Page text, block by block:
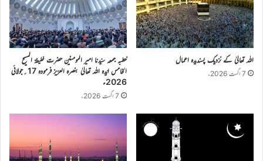
اللہ تعالیٰ کے نزدیک پسندیدہ اعمال
7 اگست 2026ء
خطبہ جمعہ سیّدنا امیر المومنین حضرت خلیفۃ المسیح
الخامس ایّدہ اللہ تعالیٰ بنصرہ العزیز فرمودہ 17؍جولائی
2026ء
7 اگست 2026ء